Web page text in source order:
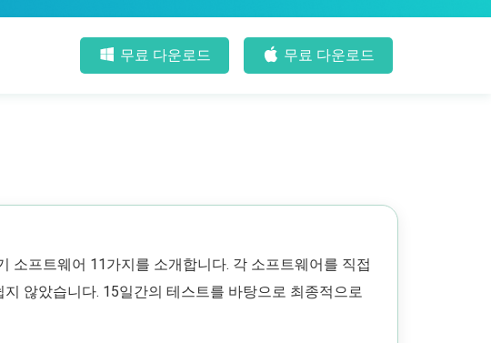
무료 다운로드 무료 다운로드
소프트웨어 11가지를 소개합니다. 각 소프트웨어를 직접
않았습니다. 15일간의 테스트를 바탕으로 최종적으로